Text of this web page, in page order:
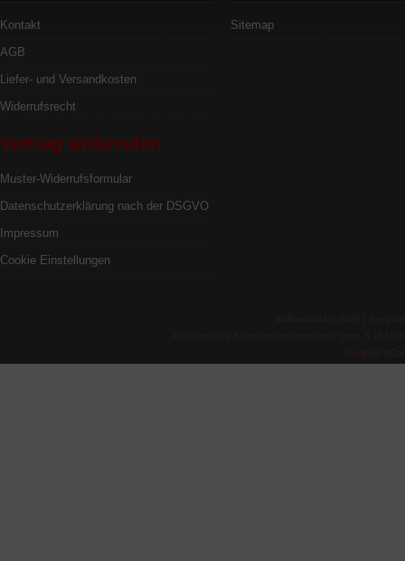
Kontakt
AGB
Liefer- und Versandkosten
Widerrufsrecht
Vertrag widerrufen
Muster-Widerrufsformular
Datenschutzerklärung nach der DSGVO
Impressum
Cookie Einstellungen
Sitemap
mod